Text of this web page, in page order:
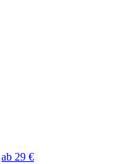
ab 29 €